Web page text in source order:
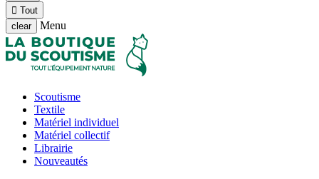
 Tout
clear
Menu
Scoutisme
Textile
Matériel individuel
Matériel collectif
Librairie
Nouveautés